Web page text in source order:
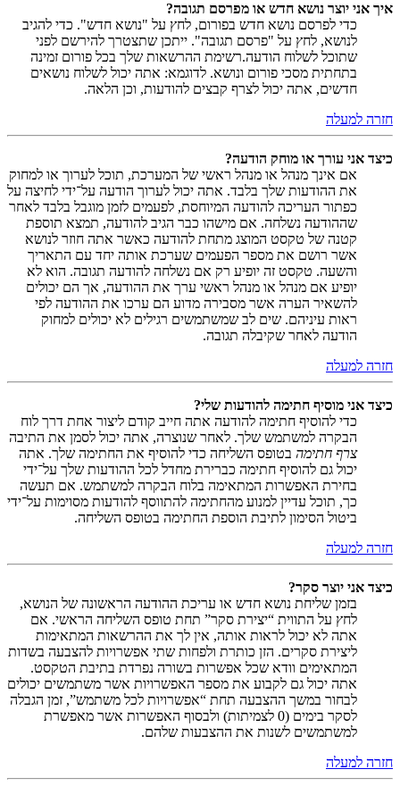
איך אני יוצר נושא חדש או מפרסם תגובה?
כדי לפרסם נושא חדש בפורום, לחץ על "נושא חדש". כדי להגיב
לנושא, לחץ על "פרסם תגובה". ייתכן שתצטרך להירשם לפני
שתוכל לשלוח הודעה.רשימת ההרשאות שלך בכל פורום זמינה
בתחתית מסכי פורום ונושא. לדוגמא: אתה יכול לשלוח נושאים
חדשים, אתה יכול לצרף קבצים להודעות, וכן הלאה.
חזרה למעלה
כיצד אני עורך או מוחק הודעה?
אם אינך מנהל או מנהל ראשי של המערכת, תוכל לערוך או למחוק
את ההודעות שלך בלבד. אתה יכול לערוך הודעה על־ידי לחיצה על
כפתור העריכה להודעה המיוחסת, לפעמים לזמן מוגבל בלבד לאחר
שההודעה נשלחה. אם מישהו כבר הגיב להודעה, תמצא תוספת
קטנה של טקסט המוצג מתחת להודעה כאשר אתה חוזר לנושא
אשר רושם את מספר הפעמים שערכת אותה יחד עם התאריך
והשעה. טקסט זה יופיע רק אם נשלחה להודעה תגובה. הוא לא
יופיע אם מנהל או מנהל ראשי ערך את ההודעה, אך הם יכולים
להשאיר הערה אשר מסבירה מדוע הם ערכו את ההודעה לפי
ראות עיניהם. שים לב שמשתמשים רגילים לא יכולים למחוק
הודעה לאחר שקיבלה תגובה.
חזרה למעלה
כיצד אני מוסיף חתימה להודעות שלי?
כדי להוסיף חתימה להודעה אתה חייב קודם ליצור אחת דרך לוח
הבקרה למשתמש שלך. לאחר שנוצרה, אתה יכול לסמן את התיבה
צרף חתימה בטופס השליחה כדי להוסיף את החתימה שלך. אתה
יכול גם להוסיף חתימה כברירת מחדל לכל ההודעות שלך על־ידי
בחירת האפשרות המתאימה בלוח הבקרה למשתמש. אם תעשה
כך, תוכל עדיין למנוע מהחתימה להתווסף להודעות מסוימות על־ידי
ביטול הסימון לתיבת הוספת החתימה בטופס השליחה.
חזרה למעלה
כיצד אני יוצר סקר?
בזמן שליחת נושא חדש או עריכת ההודעה הראשונה של הנושא,
לחץ על התווית “יצירת סקר” תחת טופס השליחה הראשי. אם
אתה לא יכול לראות אותה, אין לך את ההרשאות המתאימות
ליצירת סקרים. הזן כותרת ולפחות שתי אפשרויות להצבעה בשדות
המתאימים וודא שכל אפשרות בשורה נפרדת בתיבת הטקסט.
אתה יכול גם לקבוע את מספר האפשרויות אשר משתמשים יכולים
לבחור במשך ההצבעה תחת “אפשרויות לכל משתמש”, זמן הגבלה
לסקר בימים (0 לצמיתות) ולבסוף האפשרות אשר מאפשרת
למשתמשים לשנות את ההצבעות שלהם.
חזרה למעלה